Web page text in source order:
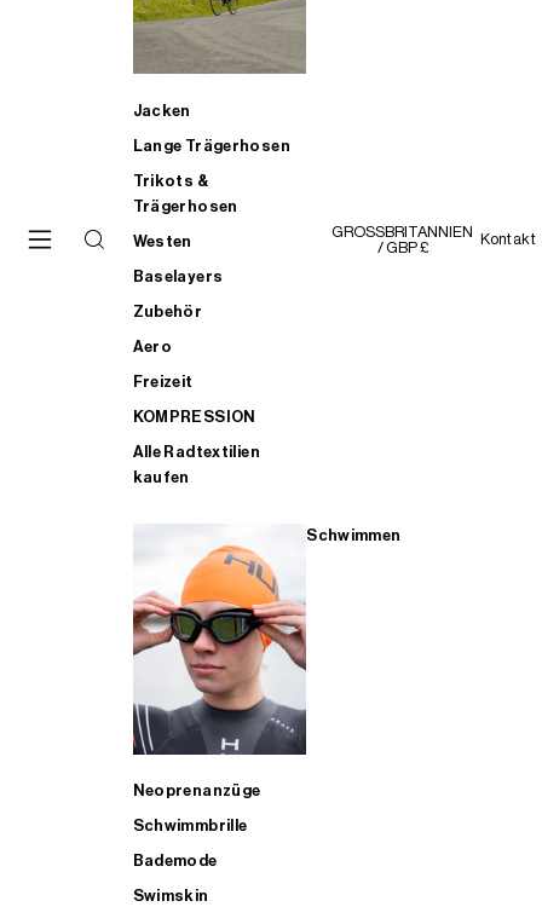
Jacken
Lange Trägerhosen
Trikots &
Trägerhosen
Westen
Baselayers
Zubehör
Aero
Freizeit
KOMPRESSION
Alle Radtextilien
kaufen
Schwimmen
Neoprenanzüge
Schwimmbrille
Bademode
Swimskin
GROSSBRITANNIEN
/ GBP £
Kontakt